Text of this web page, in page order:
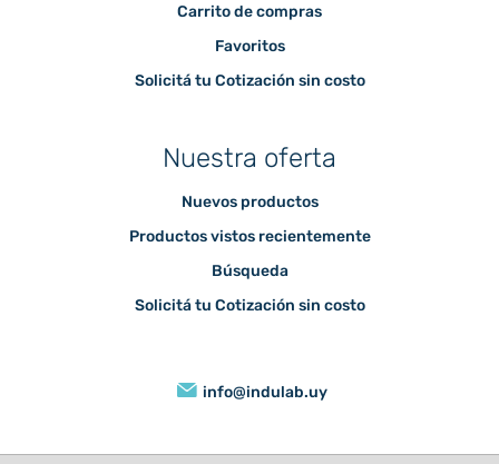
Carrito de compras
Favoritos
Solicitá tu Cotización sin costo
Nuestra oferta
Nuevos productos
Productos vistos recientemente
Búsqueda
Solicitá tu Cotización sin costo
info@indulab.uy